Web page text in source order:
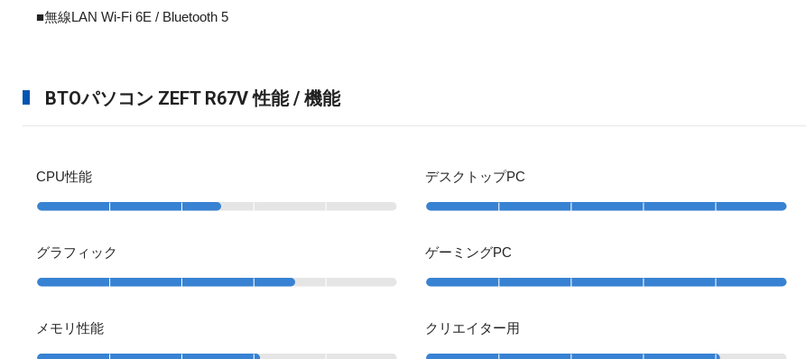
■無線LAN Wi-Fi 6E / Bluetooth 5
BTOパソコン ZEFT R67V 性能 / 機能
CPU性能
グラフィック
メモリ性能
デスクトップPC
ゲーミングPC
クリエイター用